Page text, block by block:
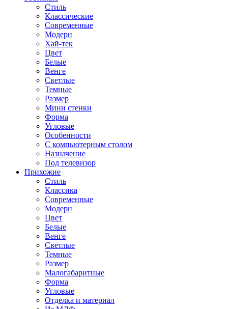
Стиль
Классические
Современные
Модерн
Хай-тек
Цвет
Белые
Венге
Светлые
Темные
Размер
Мини стенки
Форма
Угловые
Особенности
С компьютерным столом
Назначение
Под телевизор
Прихожие
Стиль
Классика
Современные
Модерн
Цвет
Белые
Венге
Светлые
Темные
Размер
Малогабаритные
Форма
Угловые
Отделка и материал